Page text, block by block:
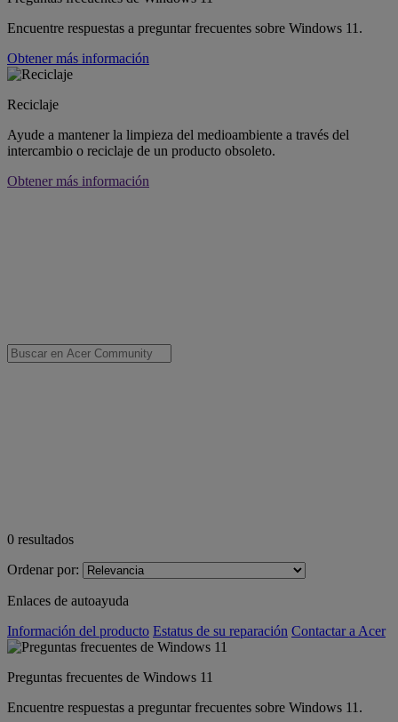
Encuentre respuestas a preguntar frecuentes sobre Windows 11.
Obtener más información
Reciclaje
Ayude a mantener la limpieza del medioambiente a través del
intercambio o reciclaje de un producto obsoleto.
Obtener más información
0 resultados
Ordenar por:
Enlaces de autoayuda
Información del producto Estatus de su reparación Contactar a Acer
Preguntas frecuentes de Windows 11
Encuentre respuestas a preguntar frecuentes sobre Windows 11.